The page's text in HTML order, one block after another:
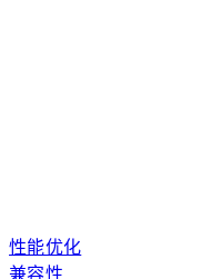
性能优化
兼容性